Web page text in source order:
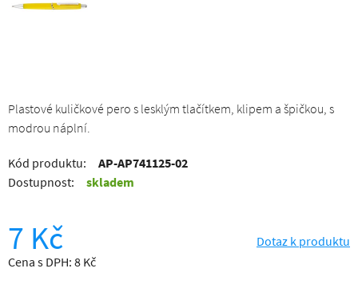
Plastové kuličkové pero s lesklým tlačítkem, klipem a špičkou, s
modrou náplní.
Kód produktu:
AP-AP741125-02
Dostupnost:
skladem
7 Kč
Cena s DPH: 8 Kč
Dotaz k produktu